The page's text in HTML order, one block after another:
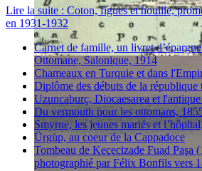
Lire la suite : Coton, figues et houille,
en 1931-1932
Carnet de famille, un livret
Ottomane, Salonique, 1914
Chameaux en Turquie et dans
Diplôme des débuts de la république
Uzuncaburç, Diocaesarea et
Du vermouth pour les ottomans,
Smyrne, les jeunes mariés et
Ürgüp, au coeur de la Cappadoce
Tombeau de Keçecizade Fuad Paşa
photographié par Félix Bonfils vers